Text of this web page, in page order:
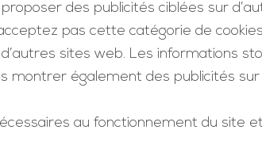
des publicités ciblées sur
pas cette catégorie de
sites web. Les informations
montrer également des publicités
au fonctionnement du site